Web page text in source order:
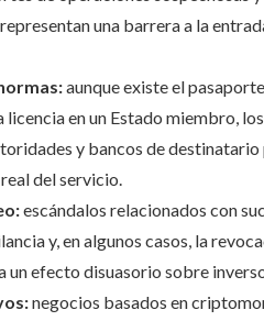
una barrera a la
aunque existe el
en un Estado miembro,
y bancos de
del servicio.
escándalos relacionados con
y, en algunos casos, la
un efecto disuasorio sobre
negocios basados en